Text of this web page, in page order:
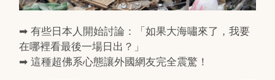
➡ 有些日本人開始討論：「如果大海嘯來了，我要
在哪裡看最後一場日出？」
➡ 這種超佛系心態讓外國網友完全震驚！